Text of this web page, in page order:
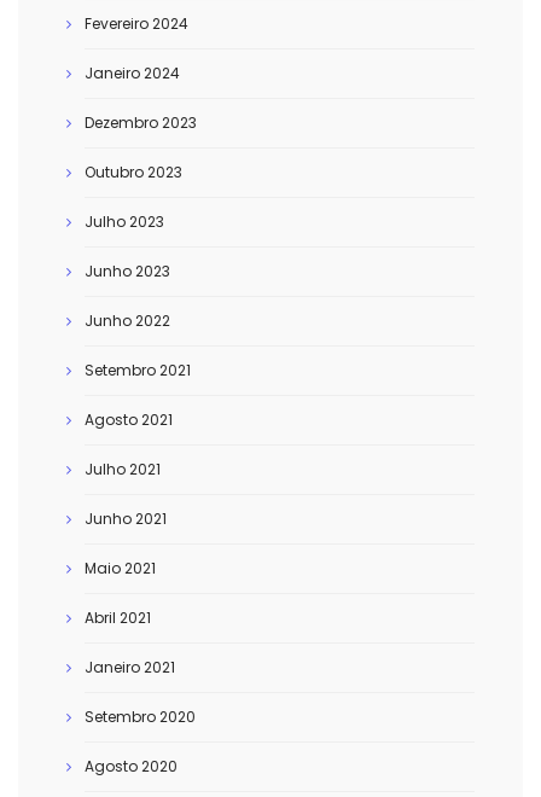
Fevereiro 2024
Janeiro 2024
Dezembro 2023
Outubro 2023
Julho 2023
Junho 2023
Junho 2022
Setembro 2021
Agosto 2021
Julho 2021
Junho 2021
Maio 2021
Abril 2021
Janeiro 2021
Setembro 2020
Agosto 2020